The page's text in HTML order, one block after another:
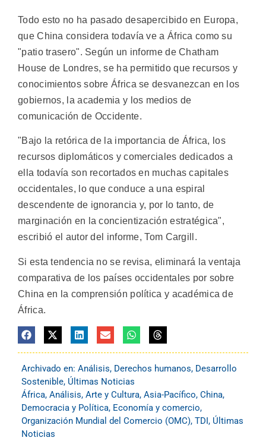
Todo esto no ha pasado desapercibido en Europa,
que China considera todavía ve a África como su
"patio trasero". Según un informe de Chatham
House de Londres, se ha permitido que recursos y
conocimientos sobre África se desvanezcan en los
gobiernos, la academia y los medios de
comunicación de Occidente.
"Bajo la retórica de la importancia de África, los
recursos diplomáticos y comerciales dedicados a
ella todavía son recortados en muchas capitales
occidentales, lo que conduce a una espiral
descendente de ignorancia y, por lo tanto, de
marginación en la concientización estratégica",
escribió el autor del informe, Tom Cargill.
Si esta tendencia no se revisa, eliminará la ventaja
comparativa de los países occidentales por sobre
China en la comprensión política y académica de
África.
Archivado en: Análisis, Derechos humanos, Desarrollo
Sostenible, Últimas Noticias
África, Análisis, Arte y Cultura, Asia-Pacífico, China,
Democracia y Política, Economía y comercio,
Organización Mundial del Comercio (OMC), TDI, Últimas
Noticias